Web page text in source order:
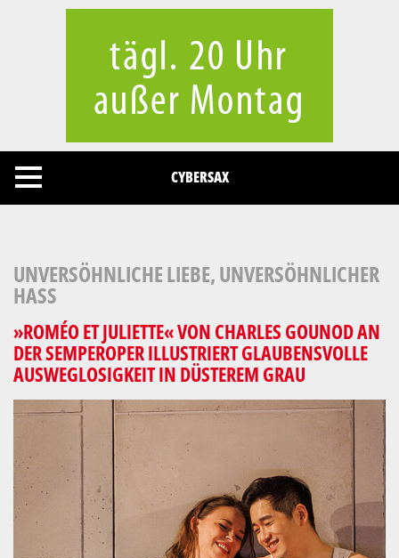
CYBERSAX
UNVERSÖHNLICHE LIEBE, UNVERSÖHNLICHER
HASS
»ROMÉO ET JULIETTE« VON CHARLES GOUNOD AN
DER SEMPEROPER ILLUSTRIERT GLAUBENSVOLLE
AUSWEGLOSIGKEIT IN DÜSTEREM GRAU
Cookies management panel